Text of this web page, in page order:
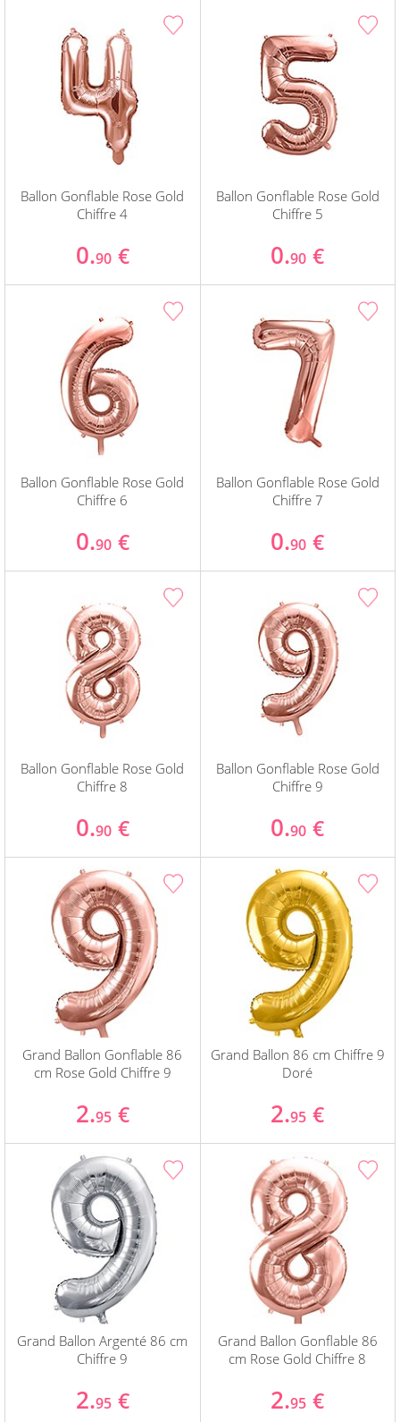
Ballon Gonflable Rose Gold
Chiffre 4
0.90 €
Ballon Gonflable Rose Gold
Chiffre 5
0.90 €
Ballon Gonflable Rose Gold
Chiffre 6
0.90 €
Ballon Gonflable Rose Gold
Chiffre 7
0.90 €
Ballon Gonflable Rose Gold
Chiffre 8
0.90 €
Ballon Gonflable Rose Gold
Chiffre 9
0.90 €
Grand Ballon Gonflable 86
cm Rose Gold Chiffre 9
2.95 €
Grand Ballon 86 cm Chiffre 9
Doré
2.95 €
Grand Ballon Argenté 86 cm
Chiffre 9
2.95 €
Grand Ballon Gonflable 86
cm Rose Gold Chiffre 8
2.95 €